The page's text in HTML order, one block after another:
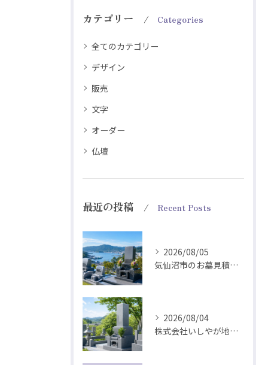
カテゴリー Categories
全てのカテゴリー
デザイン
販売
文字
オーダー
仏壇
最近の投稿 Recent Posts
2026/08/05
気仙沼市のお墓見積は耐震工法とデザインから
2026/08/04
株式会社いしやが地域に根ざす耐震墓石づくり